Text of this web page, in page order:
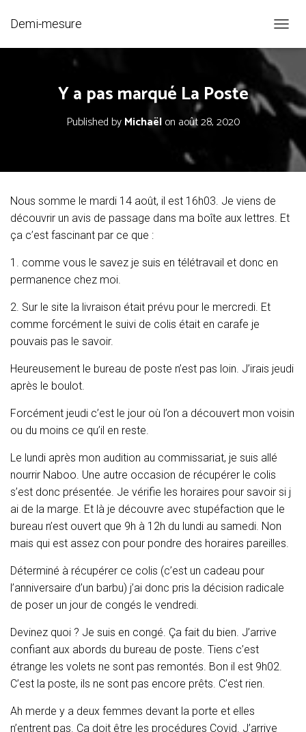
Demi-mesure
U
R
I
A
Y a pas marqué La Poste
Published byMichaëlon août 28, 2020
Nous somme le mardi 14 août, il est 16h03. Je viens de
découvrir un avis de passage dans ma boîte aux lettres. Et
ça c’est fascinant par ce que :
1. comme vous le savez je suis en télétravail et donc en
permanence chez moi.
2. Sur le site la livraison était prévu pour le mercredi. Et
comme forcément le suivi de colis était en carafe je
pouvais pas le savoir.
Heureusement le bureau de poste n’est pas loin. J’irais jeudi
après le boulot.
Forcément jeudi c’est le jour où l’on a découvert mon voisin
ou du moins ce qu’il en reste.
Le lundi après mon audition au commissariat, je suis allé
nourrir Naboo. Une autre occasion de récupérer le colis
s’est donc présentée. Je vérifie les horaires pour savoir si j
ai de la marge. Et là je découvre avec stupéfaction que le
bureau n’est ouvert que 9h à 12h du lundi au samedi. Non
mais qui est assez con pour pondre des horaires pareilles.
Déterminé à récupérer ce colis (c’est un cadeau pour
l’anniversaire d’un barbu) j’ai donc pris la décision radicale
de poser un jour de congés le vendredi.
Devinez quoi ? Je suis en congé. Ça fait du bien. J’arrive
confiant aux abords du bureau de poste. Tiens c’est
étrange les volets ne sont pas remontés. Bon il est 9h02.
C’est la poste, ils ne sont pas encore prêts. C’est rien.
Ah merde y a deux femmes devant la porte et elles
n’entrent pas. Ça doit être les procédures Covid. J’arrive